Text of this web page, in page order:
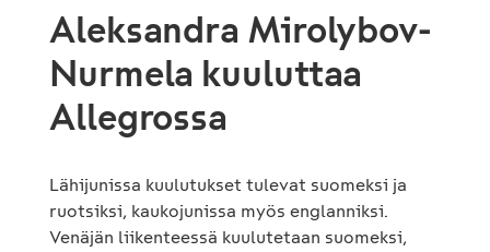
Aleksandra Mirolybov-
Nurmela kuuluttaa
Allegrossa
Lähijunissa kuulutukset tulevat suomeksi ja
ruotsiksi, kaukojunissa myös englanniksi.
Venäjän liikenteessä kuulutetaan suomeksi,